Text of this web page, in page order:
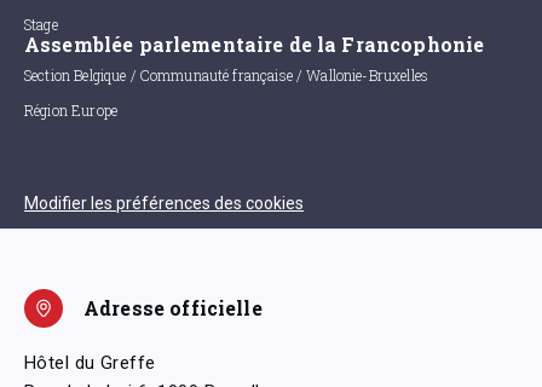
Stage
Assemblée parlementaire de la Francophonie
Section Belgique / Communauté française / Wallonie-Bruxelles
Région Europe
Modifier les préférences des cookies
Adresse officielle
Hôtel du Greffe